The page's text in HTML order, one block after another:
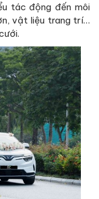
tác động đến môi
vật liệu trang trí…